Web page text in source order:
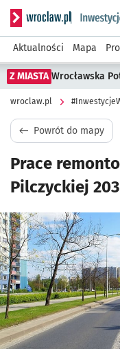
Serwis informacyjny
Aktualności Mapa
Z MIASTA Wrocławska
wroclaw.pl
Powrót do mapy
Prace
Pilczyckiej 203
Kliknij, aby powiększyć